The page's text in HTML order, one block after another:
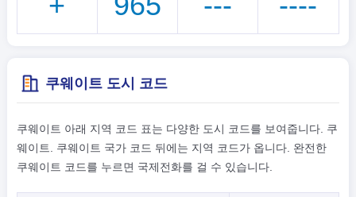
쿠웨이트 도시 코드
쿠웨이트 아래 지역 코드 표는 다양한 도시 코드를 보여줍니다. 쿠
웨이트. 쿠웨이트 국가 코드 뒤에는 지역 코드가 옵니다. 완전한
쿠웨이트 코드를 누르면 국제전화를 걸 수 있습니다.